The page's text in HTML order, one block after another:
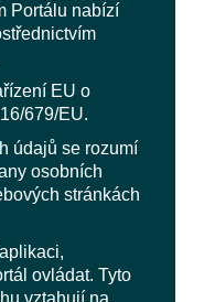
Portálu nabízí
EU o
679/EU.
údajů se rozumí
osobních
stránkách
ovládat. Tyto
vztahují na